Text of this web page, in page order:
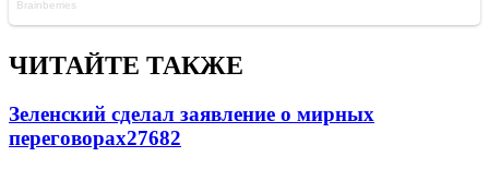
ЧИТАЙТЕ ТАКЖЕ
Зеленский сделал заявление о мирных
переговорах27682